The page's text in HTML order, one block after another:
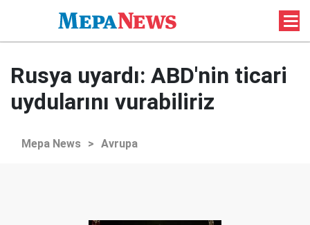
Rusya uyardı: ABD'nin ticari
uydularını vurabiliriz
Mepa News > Avrupa